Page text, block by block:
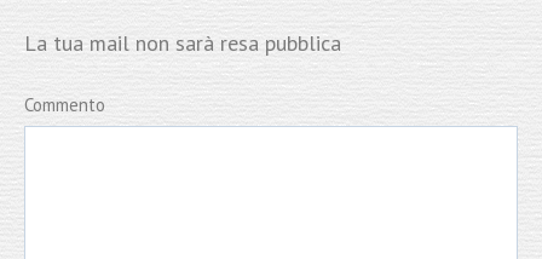
La tua mail non sarà resa pubblica
Commento